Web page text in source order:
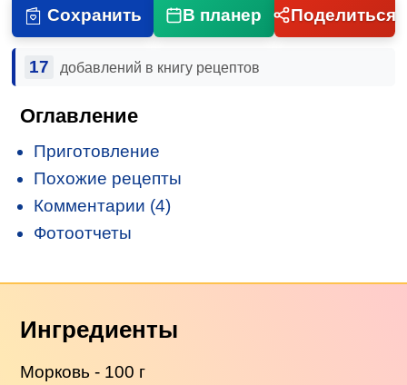
Сохранить В планер Поделиться
17 добавлений в книгу рецептов
Оглавление
Приготовление
Похожие рецепты
Комментарии (4)
Фотоотчеты
Ингредиенты
Морковь - 100 г